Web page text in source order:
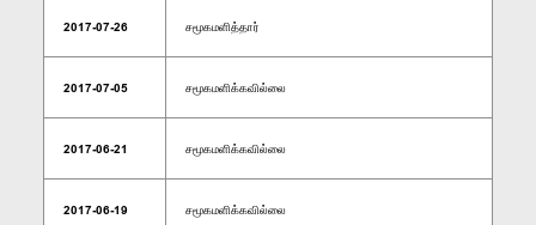
2017-07-26 சமூகமளித்தார்
2017-07-05 சமூகமளிக்கவில்லை
2017-06-21 சமூகமளிக்கவில்லை
2017-06-19 சமூகமளிக்கவில்லை